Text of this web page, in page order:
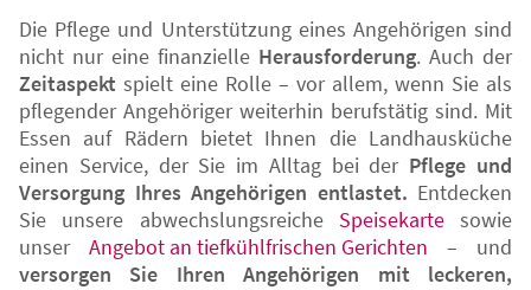
Die Pflege und Unterstützung eines Angehörigen sind
nicht nur eine finanzielle Herausforderung. Auch der
Zeitaspekt spielt eine Rolle – vor allem, wenn Sie als
pflegender Angehöriger weiterhin berufstätig sind. Mit
Essen auf Rädern bietet Ihnen die Landhausküche
einen Service, der Sie im Alltag bei der Pflege und
Versorgung Ihres Angehörigen entlastet. Entdecken
Sie unsere abwechslungsreiche Speisekartesowie
unser Angebot an tiefkühlfrischen Gerichten – und
versorgen Sie Ihren Angehörigen mit leckeren,